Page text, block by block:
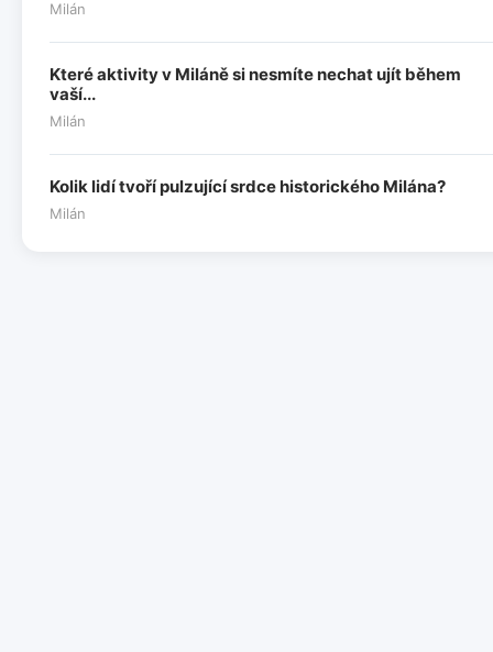
Milán
Které aktivity v Miláně si nesmíte nechat ujít během
vaší...
Milán
Kolik lidí tvoří pulzující srdce historického Milána?
Milán